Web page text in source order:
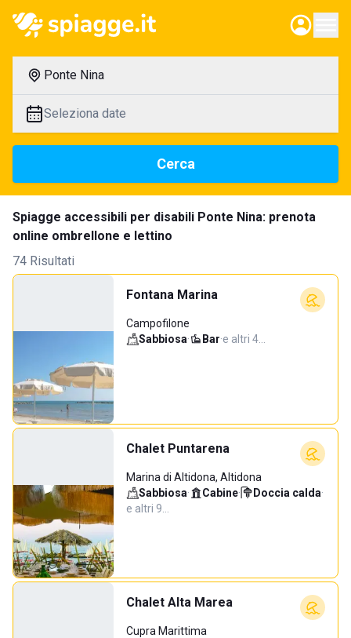
Ponte Nina
Seleziona date
Cerca
Spiagge accessibili per disabili Ponte Nina: prenota
online ombrellone e lettino
74 Risultati
Fontana Marina
Campofilone
Sabbiosa· Bar·e altri 4…
Chalet Puntarena
Marina di Altidona, Altidona
Sabbiosa· Cabine· Doccia calda·
e altri 9…
Chalet Alta Marea
Cupra Marittima